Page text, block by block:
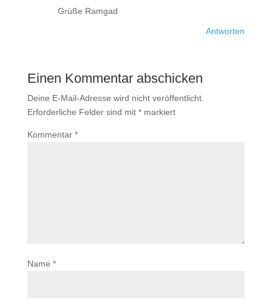
Grüße Ramgad
Antworten
Einen Kommentar abschicken
Deine E-Mail-Adresse wird nicht veröffentlicht.
Erforderliche Felder sind mit *markiert
Kommentar *
Name *